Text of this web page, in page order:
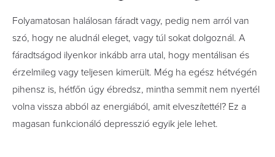
Folyamatosan halálosan fáradt vagy, pedig nem arról van
szó, hogy ne aludnál eleget, vagy túl sokat dolgoznál. A
fáradtságod ilyenkor inkább arra utal, hogy mentálisan és
érzelmileg vagy teljesen kimerült. Még ha egész hétvégén
pihensz is, hétfőn úgy ébredsz, mintha semmit nem nyertél
volna vissza abból az energiából, amit elveszítettél? Ez a
magasan funkcionáló depresszió egyik jele lehet.